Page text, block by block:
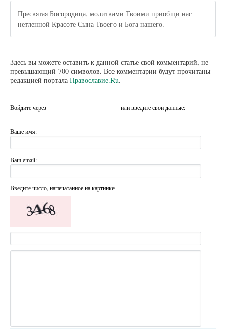
Пресвятая Богородица, молитвами Твоими приобщи нас
нетленной Красоте Сына Твоего и Бога нашего.
Здесь вы можете оставить к данной статье свой комментарий, не
превышающий 700 символов. Все комментарии будут прочитаны
редакцией портала Православие.Ru.
Войдите через или введите свои данные:
Ваше имя:
Ваш email:
Введите число, напечатанное на картинке